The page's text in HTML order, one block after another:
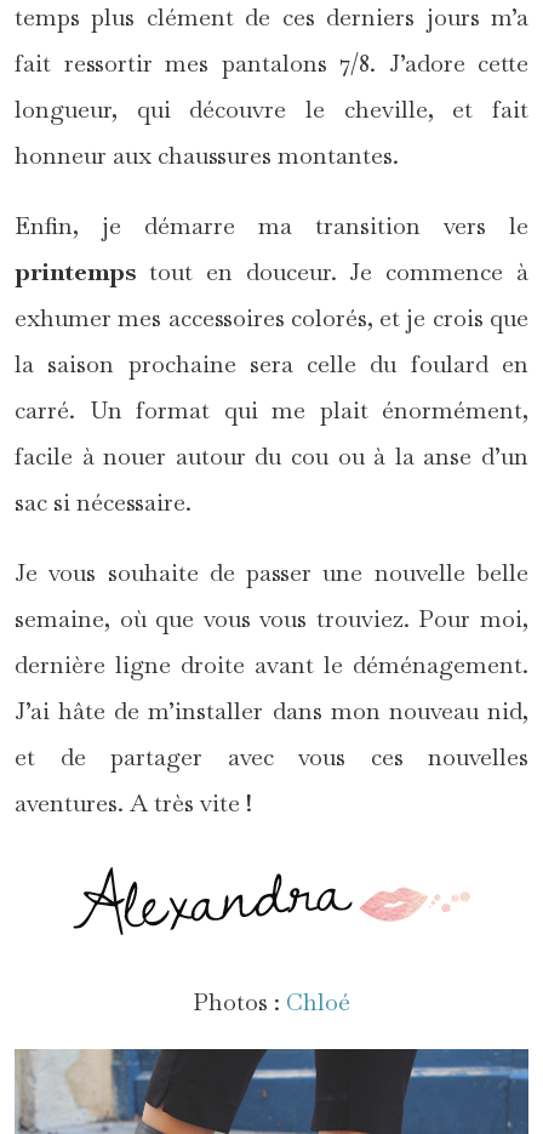
temps plus clément de ces derniers jours m’a
fait ressortir mes pantalons 7/8. J’adore cette
longueur, qui découvre le cheville, et fait
honneur aux chaussures montantes.
Enfin, je démarre ma transition vers le
printemps tout en douceur. Je commence à
exhumer mes accessoires colorés, et je crois que
la saison prochaine sera celle du foulard en
carré. Un format qui me plait énormément,
facile à nouer autour du cou ou à la anse d’un
sac si nécessaire.
Je vous souhaite de passer une nouvelle belle
semaine, où que vous vous trouviez. Pour moi,
dernière ligne droite avant le déménagement.
J’ai hâte de m’installer dans mon nouveau nid,
et de partager avec vous ces nouvelles
aventures. A très vite !
Photos : Chloé